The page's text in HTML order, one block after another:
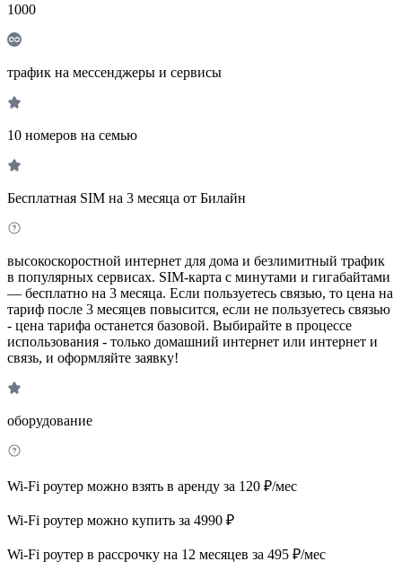
1000
трафик на мессенджеры и сервисы
10 номеров на семью
Бесплатная SIM на 3 месяца от Билайн
высокоскоростной интернет для дома и безлимитный трафик
в популярных сервисах. SIM-карта с минутами и гигабайтами
— бесплатно на 3 месяца. Если пользуетесь связью, то цена на
тариф после 3 месяцев повысится, если не пользуетесь связью
- цена тарифа останется базовой. Выбирайте в процессе
использования - только домашний интернет или интернет и
связь, и оформляйте заявку!
оборудование
Wi-Fi роутер можно взять в аренду за 120 ₽/мес
Wi-Fi роутер можно купить за 4990 ₽
Wi-Fi роутер в рассрочку на 12 месяцев за 495 ₽/мес